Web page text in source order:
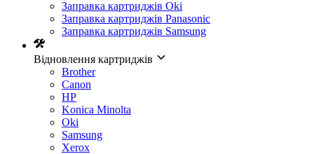
Заправка картриджів Oki
Заправка картриджів Panasonic
Заправка картриджів Samsung
Відновлення картриджів
Brother
Canon
HP
Konica Minolta
Oki
Samsung
Xerox